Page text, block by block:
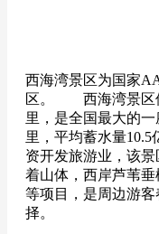
西海湾景区为国家
区。 西海湾景区
里，是全国最大的
里，平均蓄水量10.5
资开发旅游业，该
着山体，西岸芦苇
等项目，是周边游
择。